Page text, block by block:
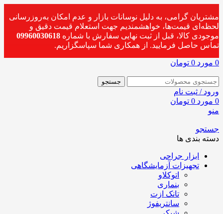
مشتریان گرامی، به دلیل نوسانات بازار و عدم امکان به‌روزرسانی
لحظه‌ای قیمت‌ها، خواهشمندیم جهت استعلام قیمت دقیق و
موجودی کالا، قبل از ثبت نهایی سفارش با شماره 09960030618
تماس حاصل فرمایید. از همکاری شما سپاسگزاریم.
0 مورد 0 تومان
جستجو
ورود / ثبت نام
0 مورد 0 تومان
منو
جستجو
دسته بندی ها
ابزار جراحی
تجهیزات آزمایشگاهی
اتوکلاو
بنماری
تانک ازت
سانتریفوژ